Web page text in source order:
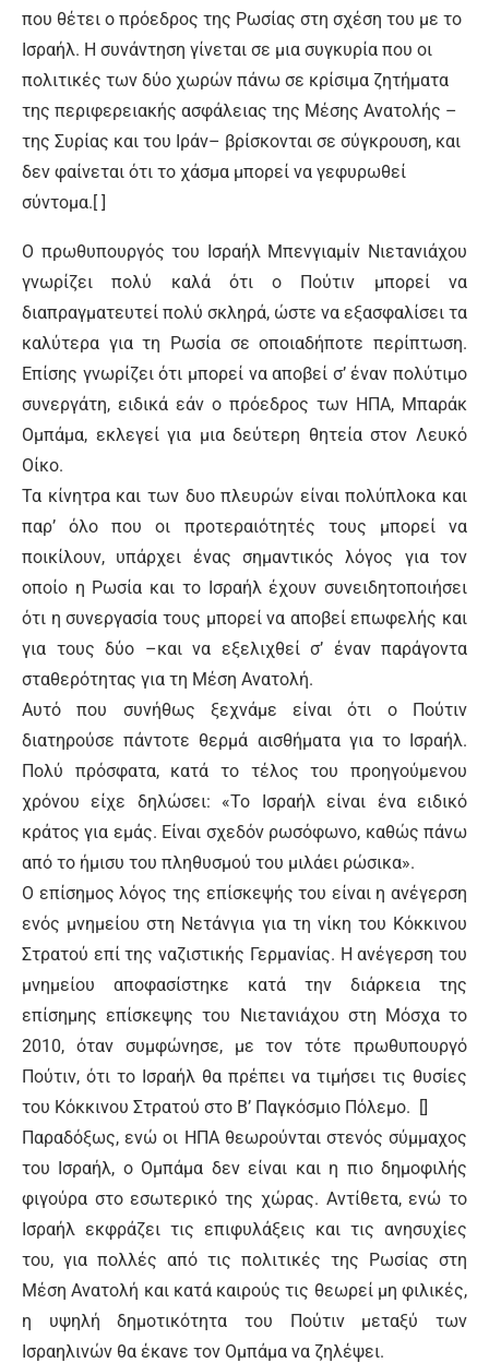
που θέτει ο πρόεδρος της Ρωσίας στη σχέση του με το
Ισραήλ. Η συνάντηση γίνεται σε μια συγκυρία που οι
πολιτικές των δύο χωρών πάνω σε κρίσιμα ζητήματα
της περιφερειακής ασφάλειας της Μέσης Ανατολής –
της Συρίας και του Ιράν– βρίσκονται σε σύγκρουση, και
δεν φαίνεται ότι το χάσμα μπορεί να γεφυρωθεί
σύντομα.[ ]
O πρωθυπουργός του Ισραήλ Μπενγιαμίν Νιετανιάχου
γνωρίζει πολύ καλά ότι ο Πούτιν μπορεί να
διαπραγματευτεί πολύ σκληρά, ώστε να εξασφαλίσει τα
καλύτερα για τη Ρωσία σε οποιαδήποτε περίπτωση.
Επίσης γνωρίζει ότι μπορεί να αποβεί σ’ έναν πολύτιμο
συνεργάτη, ειδικά εάν ο πρόεδρος των ΗΠΑ, Μπαράκ
Ομπάμα, εκλεγεί για μια δεύτερη θητεία στον Λευκό
Οίκο.
Τα κίνητρα και των δυο πλευρών είναι πολύπλοκα και
παρ’ όλο που οι προτεραιότητές τους μπορεί να
ποικίλουν, υπάρχει ένας σημαντικός λόγος για τον
οποίο η Ρωσία και το Ισραήλ έχουν συνειδητοποιήσει
ότι η συνεργασία τους μπορεί να αποβεί επωφελής και
για τους δύο –και να εξελιχθεί σ’ έναν παράγοντα
σταθερότητας για τη Μέση Ανατολή.
Αυτό που συνήθως ξεχνάμε είναι ότι ο Πούτιν
διατηρούσε πάντοτε θερμά αισθήματα για το Ισραήλ.
Πολύ πρόσφατα, κατά το τέλος του προηγούμενου
χρόνου είχε δηλώσει: «Το Ισραήλ είναι ένα ειδικό
κράτος για εμάς. Είναι σχεδόν ρωσόφωνο, καθώς πάνω
από το ήμισυ του πληθυσμού του μιλάει ρώσικα».
Ο επίσημος λόγος της επίσκεψής του είναι η ανέγερση
ενός μνημείου στη Νετάνγια για τη νίκη του Κόκκινου
Στρατού επί της ναζιστικής Γερμανίας. Η ανέγερση του
μνημείου αποφασίστηκε κατά την διάρκεια της
επίσημης επίσκεψης του Νιετανιάχου στη Μόσχα το
2010, όταν συμφώνησε, με τον τότε πρωθυπουργό
Πούτιν, ότι το Ισραήλ θα πρέπει να τιμήσει τις θυσίες
του Κόκκινου Στρατού στο Β’ Παγκόσμιο Πόλεμο. []
Παραδόξως, ενώ οι ΗΠΑ θεωρούνται στενός σύμμαχος
του Ισραήλ, ο Ομπάμα δεν είναι και η πιο δημοφιλής
φιγούρα στο εσωτερικό της χώρας. Αντίθετα, ενώ το
Ισραήλ εκφράζει τις επιφυλάξεις και τις ανησυχίες
του, για πολλές από τις πολιτικές της Ρωσίας στη
Μέση Ανατολή και κατά καιρούς τις θεωρεί μη φιλικές,
η υψηλή δημοτικότητα του Πούτιν μεταξύ των
Ισραηλινών θα έκανε τον Ομπάμα να ζηλέψει.